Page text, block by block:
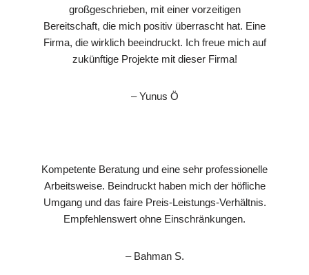
großgeschrieben, mit einer vorzeitigen
Bereitschaft, die mich positiv überrascht hat. Eine
Firma, die wirklich beeindruckt. Ich freue mich auf
zukünftige Projekte mit dieser Firma!
– Yunus Ö
Kompetente Beratung und eine sehr professionelle
Arbeitsweise. Beindruckt haben mich der höfliche
Umgang und das faire Preis-Leistungs-Verhältnis.
Empfehlenswert ohne Einschränkungen.
– Bahman S.